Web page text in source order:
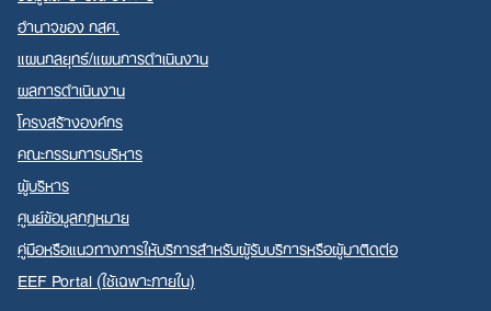
อำนาจของ กสศ.
แผนกลยุทธ์/แผนการดำเนินงาน
ผลการดำเนินงาน
โครงสร้างองค์กร
คณะกรรมการบริหาร
ผู้บริหาร
ศูนย์ข้อมูลกฎหมาย
คู่มือหรือแนวทางการให้บริการสำหรับผู้รับบริการหรือผู้มาติดต่อ
EEF Portal (ใช้เฉพาะภายใน)